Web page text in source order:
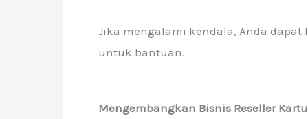
Jika mengalami kendala, Anda
untuk bantuan.
Mengembangkan Bisnis Reseller